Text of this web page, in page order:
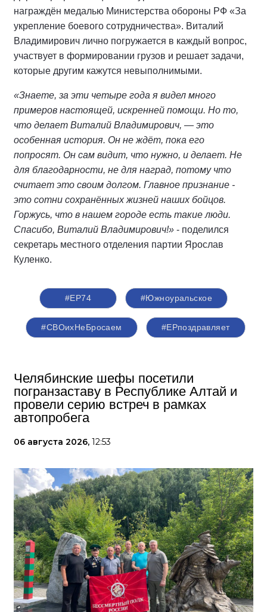
награждён медалью Министерства обороны РФ «За
укрепление боевого сотрудничества». Виталий
Владимирович лично погружается в каждый вопрос,
участвует в формировании грузов и решает задачи,
которые другим кажутся невыполнимыми.
«Знаете, за эти четыре года я видел много
примеров настоящей, искренней помощи. Но то,
что делает Виталий Владимирович, — это
особенная история. Он не ждёт, пока его
попросят. Он сам видит, что нужно, и делает. Не
для благодарности, не для наград, потому что
считает это своим долгом. Главное признание -
это сотни сохранённых жизней наших бойцов.
Горжусь, что в нашем городе есть такие люди.
Спасибо, Виталий Владимирович!» - поделился
секретарь местного отделения партии Ярослав
Куленко.
#ЕР74 #Южноуральское
#СВОихНеБросаем #ЕРпоздравляет
Челябинские шефы посетили
погранзаставу в Республике Алтай и
провели серию встреч в рамках
автопробега
06 августа 2026, 12:53